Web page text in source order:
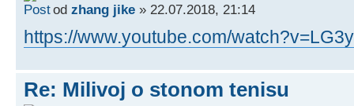
od zhang jike » 22.07.2018, 21:14
https://www.youtube.com/
Re: Milivoj o stonom tenisu